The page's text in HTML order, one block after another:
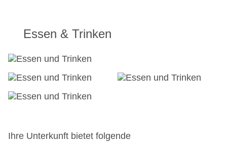
Nutzung ca. 8 EUR, bei All Inclusive inklusive
Gebäudeanzahl: 3, Zimmer: 45
Landeskategorie: 4 Sterne
Essen & Trinken
Ihre Unterkunft bietet folgende